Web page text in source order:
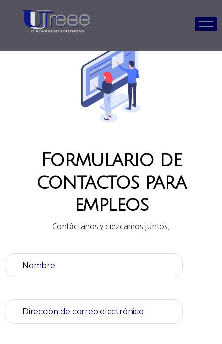
Formulario de
contactos para
empleos
Contáctanos y crezcamos juntos.